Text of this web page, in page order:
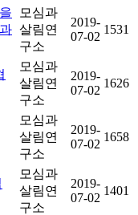
모심과
살림연
구소
2019-
07-02
1531
모심과
살림연
구소
2019-
07-02
1626
모심과
살림연
구소
2019-
07-02
1658
모심과
살림연
구소
2019-
07-02
1401